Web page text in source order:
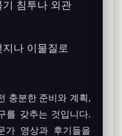
기 침투나 외관
지나 이물질로
충분한 준비와 계획,
를 갖추는 것입니다.
가 영상과 후기들을